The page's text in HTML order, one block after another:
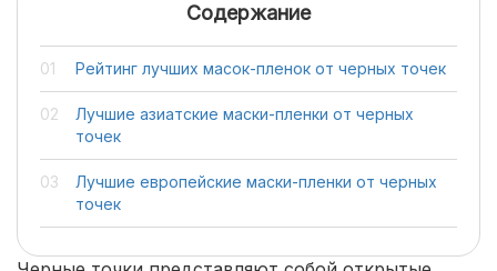
Содержание
Рейтинг лучших масок-пленок от черных точек
Лучшие азиатские маски-пленки от черных
точек
Лучшие европейские маски-пленки от черных
точек